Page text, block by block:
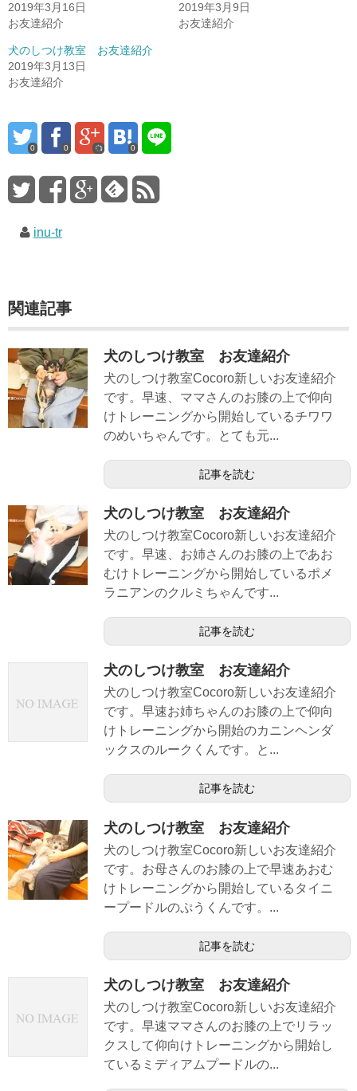
2019年3月16日
お友達紹介
2019年3月9日
お友達紹介
犬のしつけ教室 お友達紹介
2019年3月13日
お友達紹介
0 0 0
inu-tr
関連記事
犬のしつけ教室 お友達紹介
犬のしつけ教室Cocoro新しいお友達紹介
です。早速、ママさんのお膝の上で仰向
けトレーニングから開始しているチワワ
のめいちゃんです。とても元...
記事を読む
犬のしつけ教室 お友達紹介
犬のしつけ教室Cocoro新しいお友達紹介
です。早速、お姉さんのお膝の上であお
むけトレーニングから開始しているポメ
ラニアンのクルミちゃんです...
記事を読む
犬のしつけ教室 お友達紹介
犬のしつけ教室Cocoro新しいお友達紹介
です。早速お姉ちゃんのお膝の上で仰向
けトレーニングから開始のカニンヘンダ
ックスのルークくんです。と...
記事を読む
犬のしつけ教室 お友達紹介
犬のしつけ教室Cocoro新しいお友達紹介
です。お母さんのお膝の上で早速あおむ
けトレーニングから開始しているタイニ
ープードルのぷうくんです。...
記事を読む
犬のしつけ教室 お友達紹介
犬のしつけ教室Cocoro新しいお友達紹介
です。早速ママさんのお膝の上でリラッ
クスして仰向けトレーニングから開始し
ているミディアムプードルの...